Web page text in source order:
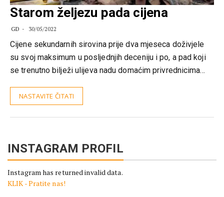
Starom željezu pada cijena
GD 30/05/2022
Cijene sekundarnih sirovina prije dva mjeseca doživjele
su svoj maksimum u posljednjih deceniju i po, a pad koji
se trenutno bilježi ulijeva nadu domaćim privrednicima…
NASTAVITE ČITATI
INSTAGRAM PROFIL
Instagram has returned invalid data.
KLIK - Pratite nas!